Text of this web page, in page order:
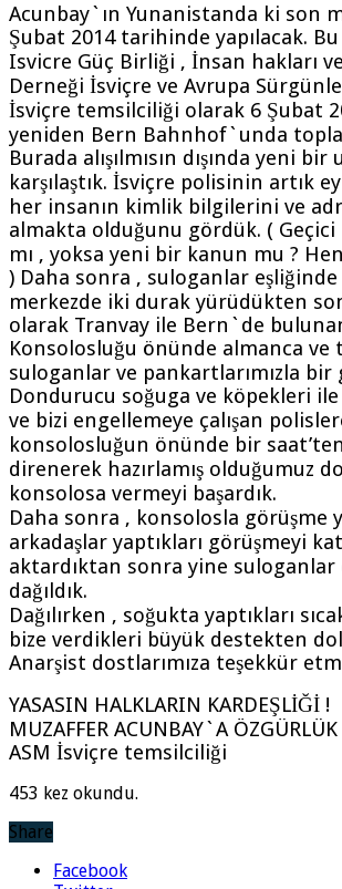
Acunbay`ın Yunanistanda ki son
Şubat 2014 tarihinde yapılacak.
Isvicre Güç Birliği , İnsan hakları
Derneği İsviçre ve Avrupa
İsviçre temsilciliği olarak 6 Şubat
yeniden Bern Bahnhof`unda
Burada alışılmısın dışında yeni
karşılaştık. İsviçre polisinin artık
her insanın kimlik bilgilerini ve
almakta olduğunu gördük. (
mı , yoksa yeni bir kanun mu ?
) Daha sonra , suloganlar eşliğinde
merkezde iki durak yürüdükten
olarak Tranvay ile Bern`de
Konsolosluğu önünde almanca ve
suloganlar ve pankartlarımızla bir
Dondurucu soğuga ve köpekleri
ve bizi engellemeye çalışan
konsolosluğun önünde bir
direnerek hazırlamış olduğumuz
konsolosa vermeyi başardık.
Daha sonra , konsolosla görüşme
arkadaşlar yaptıkları görüşmeyi
aktardıktan sonra yine suloganlar
dağıldık.
Dağılırken , soğukta yaptıkları
bize verdikleri büyük destekten
Anarşist dostlarımıza teşekkür
YASASIN HALKLARIN KARDEŞLİĞİ !
MUZAFFER ACUNBAY`A ÖZGÜRLÜK
ASM İsviçre temsilciliği
453 kez okundu.
Share
Facebook